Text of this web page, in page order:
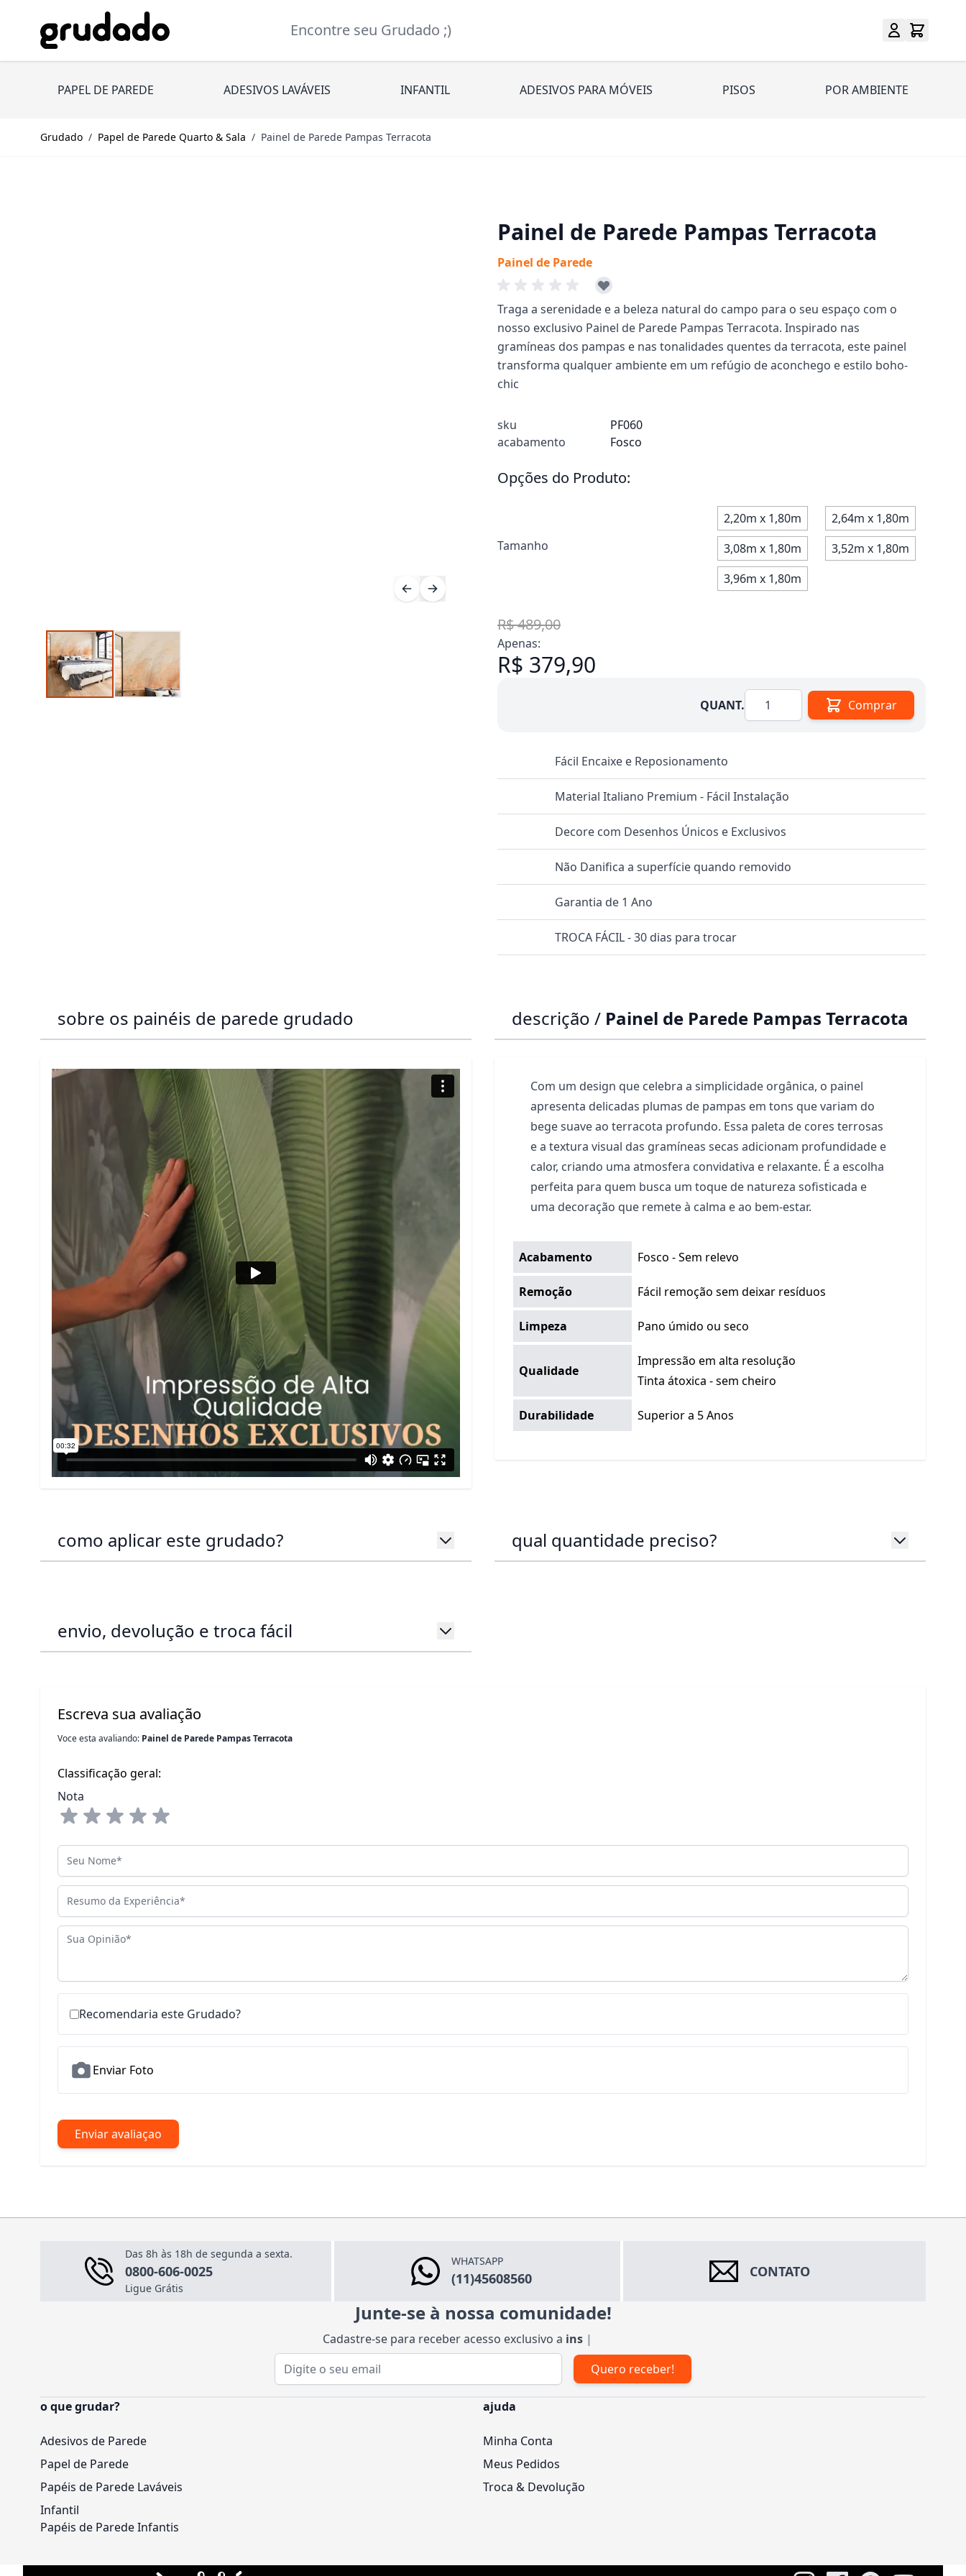
Pular para o conteúdo
Encontre seu Grudado ;)
PAPEL DE PAREDE ADESIVOS LAVÁVEIS INFANTIL ADESIVOS PARA MÓVEIS PISOS POR AMBIENTE
Grudado / Papel de Parede Quarto & Sala / Painel de Parede Pampas Terracota
Painel de Parede Pampas Terracota
Painel de Parede
Traga a serenidade e a beleza natural do campo para o seu espaço com o
nosso exclusivo Painel de Parede Pampas Terracota. Inspirado nas
gramíneas dos pampas e nas tonalidades quentes da terracota, este painel
transforma qualquer ambiente em um refúgio de aconchego e estilo boho-
chic
sku
PF060
acabamento
Fosco
Opções do Produto:
Tamanho
2,20m x 1,80m
2,64m x 1,80m
3,08m x 1,80m
3,52m x 1,80m
3,96m x 1,80m
R$ 489,00
Apenas:
R$ 379,90
QUANT.Quantidade Comprar
Fácil Encaixe e Reposionamento
Material Italiano Premium - Fácil Instalação
Decore com Desenhos Únicos e Exclusivos
Não Danifica a superfície quando removido
Garantia de 1 Ano
TROCA FÁCIL - 30 dias para trocar
sobre os painéis de parede grudado descrição / Painel de Parede Pampas Terracota
Com um design que celebra a simplicidade orgânica, o painel
apresenta delicadas plumas de pampas em tons que variam do
bege suave ao terracota profundo. Essa paleta de cores terrosas
e a textura visual das gramíneas secas adicionam profundidade e
calor, criando uma atmosfera convidativa e relaxante. É a escolha
perfeita para quem busca um toque de natureza sofisticada e
uma decoração que remete à calma e ao bem-estar.
Acabamento Fosco - Sem relevo
Remoção Fácil remoção sem deixar resíduos
Limpeza Pano úmido ou seco
Qualidade
Impressão em alta resolução
Tinta átoxica - sem cheiro
Durabilidade Superior a 5 Anos
como aplicar este grudado? qual quantidade preciso?
envio, devolução e troca fácil
Escreva sua avaliação
Voce esta avaliando: Painel de Parede Pampas Terracota
Classificação geral:
Nota
Seu Nome
Resumo da Experiência
Sua Opinião
Recomendaria este Grudado?
Enviar Foto
Enviar avaliaçao
Das 8h às 18h de segunda a sexta.
0800-606-0025
Ligue Grátis
WHATSAPP
(11)45608560 CONTATO
Junte-se à nossa comunidade!
Cadastre-se para receber acesso exclusivo a inspiraçõ
Endereço de e-mail Quero receber!
o que grudar?
Adesivos de Parede
Papel de Parede
Papéis de Parede Laváveis
Infantil
Papéis de Parede Infantis
ajuda
Minha Conta
Meus Pedidos
Troca & Devolução